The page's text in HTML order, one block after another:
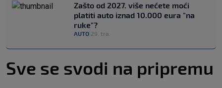
Zašto od 2027. više nećete moći
platiti auto iznad 10.000 eura "na
ruke"?
AUTO 29. tra.
Sve se svodi na pripremu